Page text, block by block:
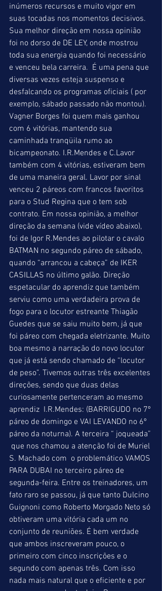
inúmeros recursos e muito vigor em
suas tocadas nos momentos decisivos.
Sua melhor direção em nossa opinião
foi no dorso de DE LEY, onde mostrou
toda sua energia quando foi necessário
e venceu bela carreira.  É uma pena que
diversas vezes esteja suspenso e
desfalcando os programas oficiais ( por
exemplo, sábado passado não montou).
Vagner Borges foi quem mais ganhou
com 6 vitórias, mantendo sua
caminhada tranqüila rumo ao
bicampeonato. I.R.Mendes e C.Lavor
também com 4 vitórias, estiveram bem
de uma maneira geral. Lavor por sinal
venceu 2 páreos com francos favoritos
para o Stud Regina que o tem sob
contrato. Em nossa opinião, a melhor
direção da semana (vide vídeo abaixo),
foi de Igor R.Mendes ao pilotar o cavalo
BATMAN no segundo páreo de sábado,
quando “arrancou a cabeça” de IKER
CASILLAS no último galão. Direção
espetacular do aprendiz que também
serviu como uma verdadeira prova de
fogo para o locutor estreante Thiagão
Guedes que se saiu muito bem, já que
foi páreo com chegada eletrizante. Muito
boa mesmo a narração do novo locutor
que já está sendo chamado de “locutor
de peso”. Tivemos outras três excelentes
direções, sendo que duas delas
curiosamente pertenceram ao mesmo
aprendiz  I.R.Mendes: (BARRIGUDO no 7º
páreo de domingo e VAI LEVANDO no 6º
páreo da noturna). A terceira “ joqueada”
que nos chamou a atenção foi de Muriel
S. Machado com  o problemático VAMOS
PARA DUBAI no terceiro páreo de
segunda-feira. Entre os treinadores, um
fato raro se passou, já que tanto Dulcino
Guignoni como Roberto Morgado Neto só
obtiveram uma vitória cada um no
conjunto de reuniões. É bem verdade
que ambos inscreveram pouco, o
primeiro com cinco inscrições e o
segundo com apenas três. Com isso
nada mais natural que o eficiente e por